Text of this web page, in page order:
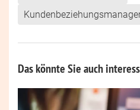
Das könnte Sie auch